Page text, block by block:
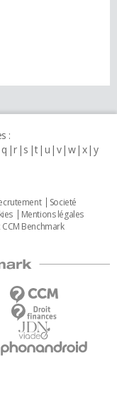
:
q r s t u v w x y
Societé
Mentions légales
Benchmark